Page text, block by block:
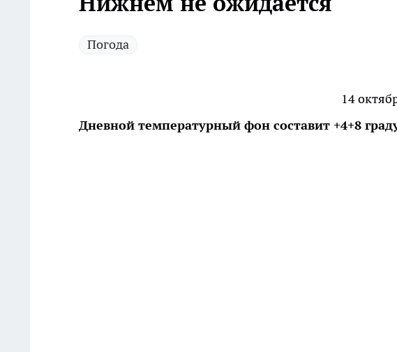
Погода
14
Дневной температурный фон составит +4+8